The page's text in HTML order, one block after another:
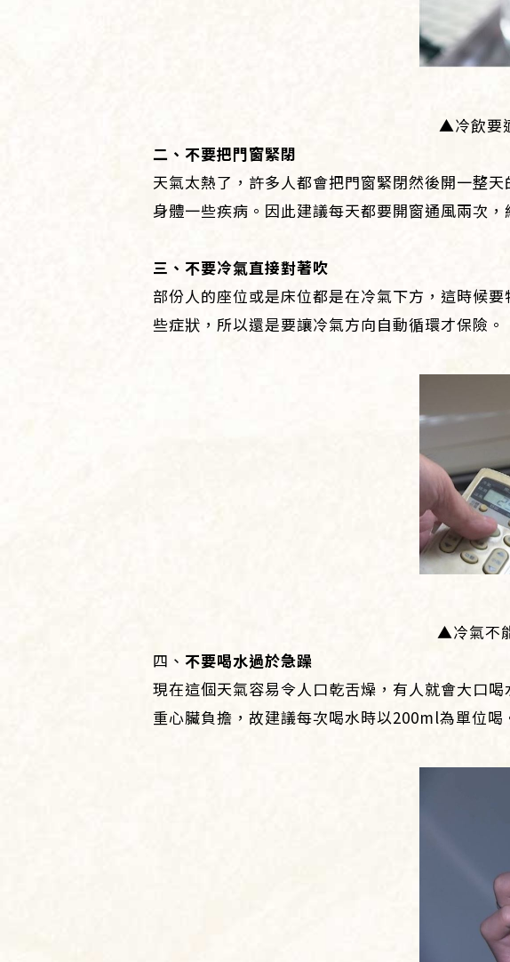
▲冷飲要
二、不要把門窗緊閉
天氣太熱了，許多人都會把門窗緊閉然後開一整
身體一些疾病。因此建議每天都要開窗通風兩次，
三、不要冷氣直接對著吹
部份人的座位或是床位都是在冷氣下方，這時候
些症狀，所以還是要讓冷氣方向自動循環才保險。
▲冷氣不
四、 不要喝水過於急躁
現在這個天氣容易令人口乾舌燥，有人就會大口
重心臟負擔，故建議每次喝水時以200ml為單位喝